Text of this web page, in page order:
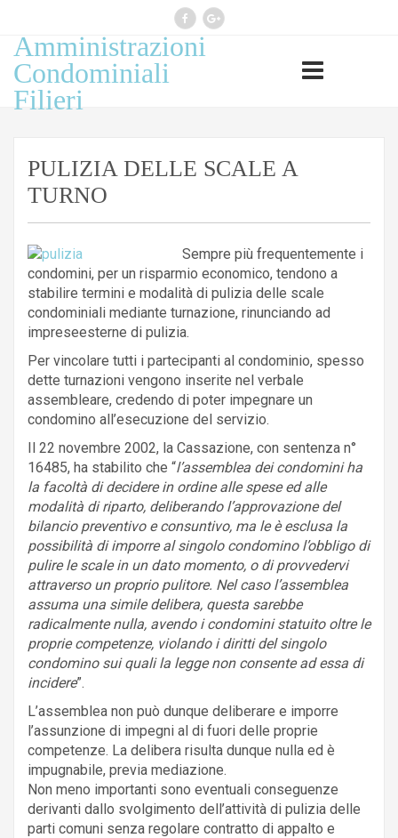
Professione esercitata ai sensi
legge 14 gennaio 2013, n 4
Amministrazioni
Condominiali
Filieri
PULIZIA DELLE SCALE A
TURNO
Sempre più frequentemente i
condomini, per un risparmio economico, tendono a
stabilire termini e modalità di pulizia delle scale
condominiali mediante turnazione, rinunciando ad
impreseesterne di pulizia.
Per vincolare tutti i partecipanti al condominio, spesso
dette turnazioni vengono inserite nel verbale
assembleare, credendo di poter impegnare un
condomino all’esecuzione del servizio.
Il 22 novembre 2002, la Cassazione, con sentenza n°
16485, ha stabilito che “l’assemblea dei condomini ha
la facoltà di decidere in ordine alle spese ed alle
modalità di riparto, deliberando l’approvazione del
bilancio preventivo e consuntivo, ma le è esclusa la
possibilità di imporre al singolo condomino l’obbligo di
pulire le scale in un dato momento, o di provvedervi
attraverso un proprio pulitore. Nel caso l’assemblea
assuma una simile delibera, questa sarebbe
radicalmente nulla, avendo i condomini statuito oltre le
proprie competenze, violando i diritti del singolo
condomino sui quali la legge non consente ad essa di
incidere”.
L’assemblea non può dunque deliberare e imporre
l’assunzione di impegni al di fuori delle proprie
competenze. La delibera risulta dunque nulla ed è
impugnabile, previa mediazione.
Non meno importanti sono eventuali conseguenze
derivanti dallo svolgimento dell’attività di pulizia delle
parti comuni senza regolare contratto di appalto e